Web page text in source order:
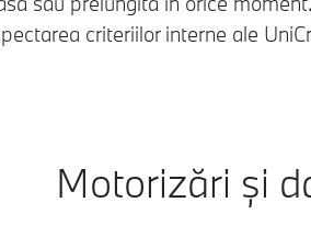
criteriilor interne ale
Motorizări și